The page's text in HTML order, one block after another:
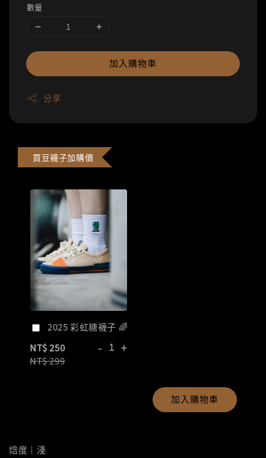
數量
加入購物車
分享
買豆襪子加購價
2025 彩虹糖襪子 🌈
NT$ 250
NT$ 299
- +
加入購物車
焙度｜淺